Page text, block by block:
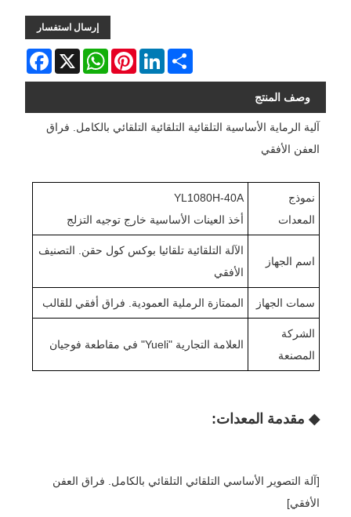
إرسال استفسار
Facebook X
WhatsAppPinterestLinkedInShare
وصف المنتج
آلية الرماية الأساسية التلقائية التلقائية التلقائي بالكامل. فراق
العفن الأفقي
نموذج
المعدات
YL1080H-40A
أخذ العينات الأساسية خارج توجيه التزلج
اسم الجهاز
الآلة التلقائية تلقائيا بوكس ​​كول حقن. التصنيف
الأفقي
سمات الجهاز الممتازة الرملية العمودية. فراق أفقي للقالب
الشركة
المصنعة
العلامة التجارية "Yueli" في مقاطعة فوجيان
◆ مقدمة المعدات:
[آلة التصوير الأساسي التلقائي التلقائي بالكامل. فراق العفن
الأفقي]